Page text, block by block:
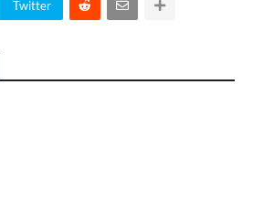
Twitter